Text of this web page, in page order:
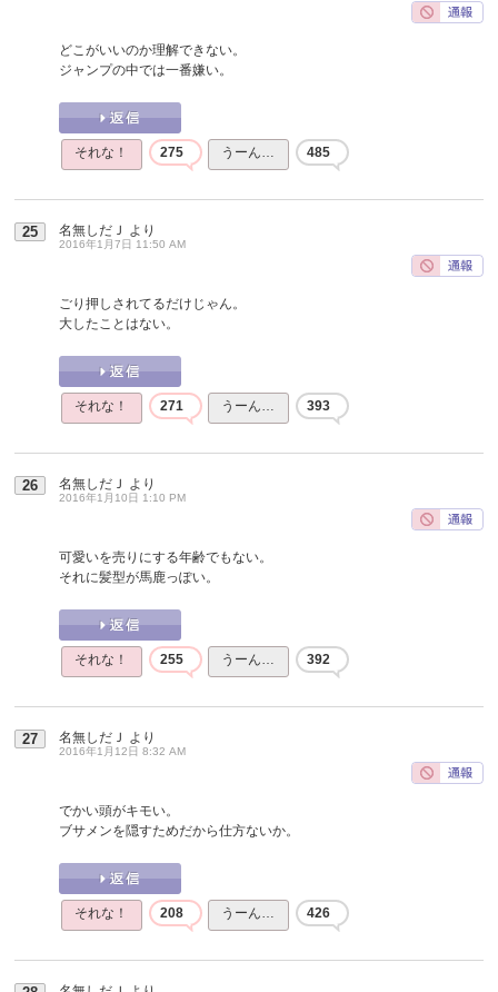
どこがいいのか理解できない。
ジャンプの中では一番嫌い。
それな！ 275 うーん… 485
25 名無しだＪ より
2016年1月7日 11:50 AM
ごり押しされてるだけじゃん。
大したことはない。
それな！ 271 うーん… 393
26 名無しだＪ より
2016年1月10日 1:10 PM
可愛いを売りにする年齢でもない。
それに髪型が馬鹿っぽい。
それな！ 255 うーん… 392
27 名無しだＪ より
2016年1月12日 8:32 AM
でかい頭がキモい。
ブサメンを隠すためだから仕方ないか。
それな！ 208 うーん… 426